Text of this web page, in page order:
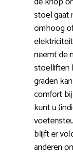
stoel gaat
omhoog
neemt de
stoelliften
graden
comfort
kunt u
blijft er
anderen